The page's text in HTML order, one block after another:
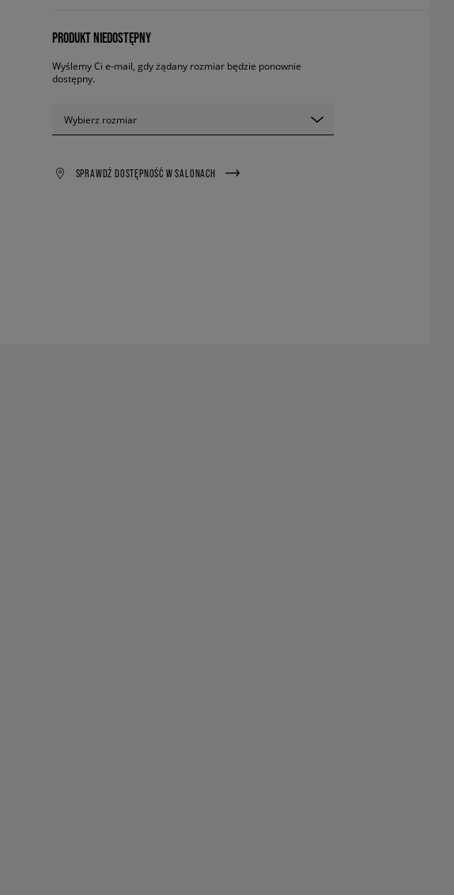
PRODUKT NIEDOSTĘPNY
Wyślemy Ci e-mail, gdy żądany rozmiar będzie ponownie
dostępny.
Wybierz rozmiar
SPRAWDŹ DOSTĘPNOŚĆ W SALONACH